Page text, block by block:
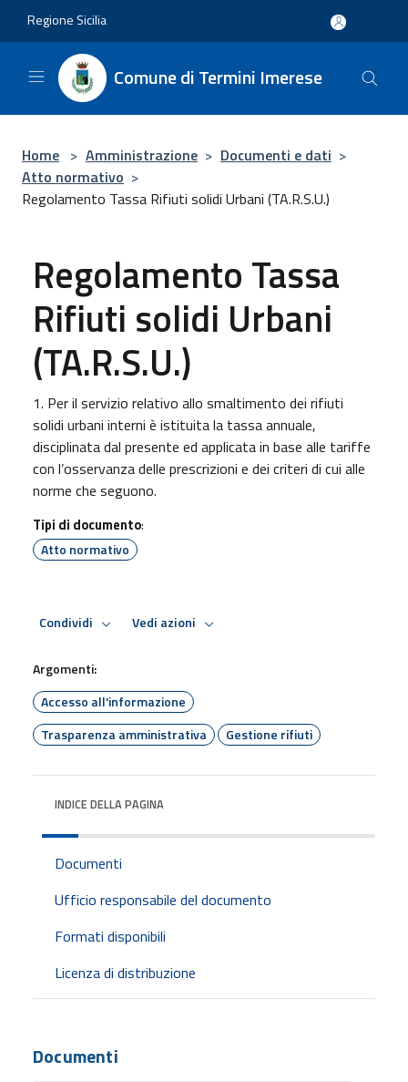
Regione Sicilia
Comune di Termini Imerese
Home > Amministrazione > Documenti e dati >
Atto normativo >
Regolamento Tassa Rifiuti solidi Urbani (TA.R.S.U.)
Regolamento Tassa
Rifiuti solidi Urbani
(TA.R.S.U.)
1. Per il servizio relativo allo smaltimento dei rifiuti
solidi urbani interni è istituita la tassa annuale,
disciplinata dal presente ed applicata in base alle tariffe
con l’osservanza delle prescrizioni e dei criteri di cui alle
norme che seguono.
Tipi di documento:
Atto normativo
Condividi Vedi azioni
Argomenti:
Accesso all'informazione
Trasparenza amministrativa
Gestione rifiuti
INDICE DELLA PAGINA
Documenti
Ufficio responsabile del documento
Formati disponibili
Licenza di distribuzione
Documenti